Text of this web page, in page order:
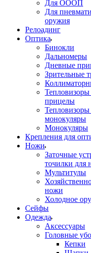
Для ОООП
Для
оружия
Релоадинг
Оптика
Бинокли
Дальномеры
Дневные
Зрительные
прицелы
монокуляры
Монокуляры
Крепления для
Ножи
Заточные
точилки для
Мультитулы
ножи
Холодное
Сейфы
Одежда
Аксессуары
Головные
Кепки